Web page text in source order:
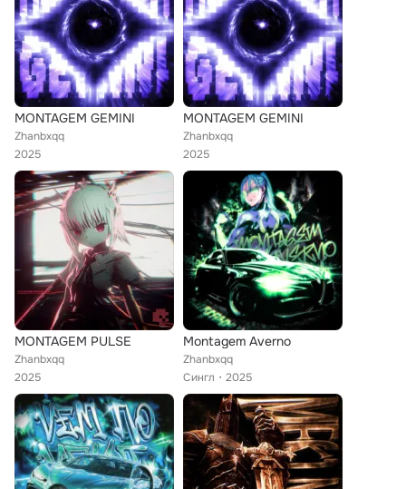
MONTAGEM GEMINI
Zhanbxqq
2025
MONTAGEM GEMINI
Zhanbxqq
2025
MONTAGEM PULSE
Zhanbxqq
2025
Montagem Averno
Zhanbxqq
Сингл
2025